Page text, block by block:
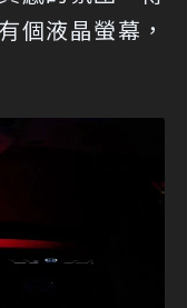
個液晶螢幕，